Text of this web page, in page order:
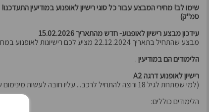
סמ"ק)
עידכון מבצע רישיון לאופנוע- חדש מהתאריך 15.02.2026
מבצע שהתחיל בתאריך 22.12.2024 מציע לכם רישיונות לאופנוע במחיר מעולה.
הלימודים הם במודיעין.
רישיון לאופנוע דרגה A2
(למי שמתחת לגיל 18 ורוצה להתחיל לרכב... עליו חובה לעשות מינימום של שיעורי נהיגה לA2)
הלימודים כוללים: